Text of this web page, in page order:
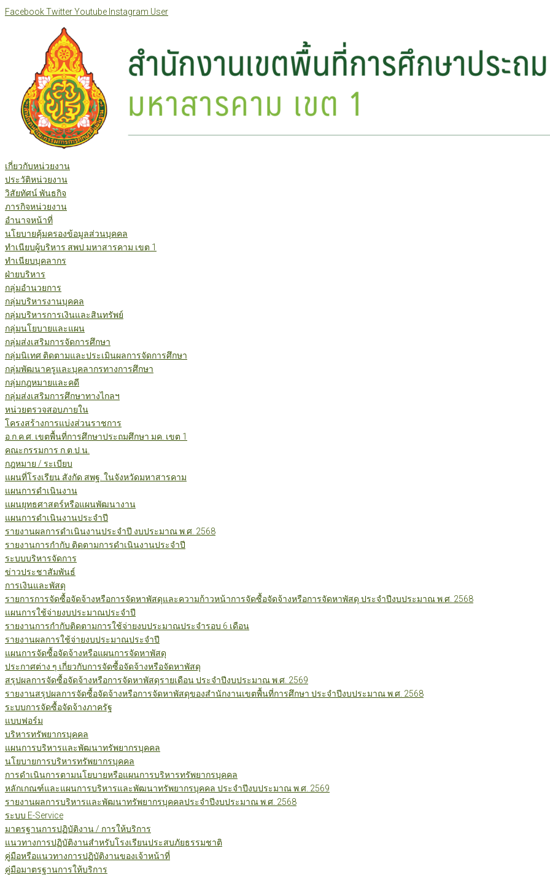
Skip
FacebookTwitterYoutube Instagram User
เกี่ยวกับหน่วยงาน
ประวัติหน่วยงาน
วิสัยทัศน์ พันธกิจ
ภารกิจหน่วยงาน
อำนาจหน้าที่
นโยบายคุ้มครองข้อมูลส่วนบุคคล
ทำเนียบผู้บริหาร สพป.มหาสารคาม เขต 1
ทำเนียบบุคลากร
ฝ่ายบริหาร
กลุ่มอำนวยการ
กลุ่มบริหารงานบุคคล
กลุ่มบริหารการเงินและสินทรัพย์
กลุ่มนโยบายและแผน
กลุ่มส่งเสริมการจัดการศึกษา
กลุ่มนิเทศ ติดตามและประเมินผลการจัดการศึกษา
กลุ่มพัฒนาครูและบุคลากรทางการศึกษา
กลุ่มกฎหมายและคดี
กลุ่มส่งเสริมการศึกษาทางไกลฯ
หน่วยตรวจสอบภายใน
โครงสร้างการแบ่งส่วนราชการ
อ.ก.ค.ศ. เขตพื้นที่การศึกษาประถมศึกษา มค. เขต 1
คณะกรรมการ ก.ต.ป.น.
กฎหมาย / ระเบียบ
แผนที่โรงเรียน สังกัด สพฐ. ในจังหวัดมหาสารคาม
แผนการดำเนินงาน
แผนยุทธศาสตร์หรือแผนพัฒนางาน
แผนการดำเนินงานประจำปี
รายงานผลการดำเนินงานประจำปี งบประมาณ พ.ศ. 2568
รายงานการกำกับ ติดตามการดำเนินงานประจำปี
ระบบบริหารจัดการ
ข่าวประชาสัมพันธ์
การเงินและพัสดุ
รายการการจัดซื้อจัดจ้างหรือการจัดหาพัสดุและความก้าวหน้าการจัดซื้อจัดจ้างหรือการจัดหาพัสดุ ประจำปีงบประมาณ พ.ศ. 2568
แผนการใช้จ่ายงบประมาณประจำปี
รายงานการกำกับติดตามการใช้จ่ายงบประมาณประจำรอบ 6 เดือน
รายงานผลการใช้จ่ายงบประมาณประจำปี
แผนการจัดซื้อจัดจ้างหรือแผนการจัดหาพัสดุ
ประกาศต่าง ๆ เกี่ยวกับการจัดซื้อจัดจ้างหรือจัดหาพัสดุ
สรุปผลการจัดซื้อจัดจ้างหรือการจัดหาพัสดุรายเดือน ประจำปีงบประมาณ พ.ศ. 2569
รายงานสรุปผลการจัดซื้อจัดจ้างหรือการจัดหาพัสดุของสำนักงานเขตพื้นที่การศึกษา ประจำปีงบประมาณ พ.ศ. 2568
ระบบการจัดซื้อจัดจ้างภาครัฐ
แบบฟอร์ม
บริหารทรัพยากรบุคคล
แผนการบริหารและพัฒนาทรัพยากรบุคคล
นโยบายการบริหารทรัพยากรบุคคล
การดำเนินการตามนโยบายหรือแผนการบริหารทรัพยากรบุคคล
หลักเกณฑ์และแผนการบริหารและพัฒนาทรัพยากรบุคคล ประจำปีงบประมาณ พ.ศ. 2569
รายงานผลการบริหารและพัฒนาทรัพยากรบุคคลประจำปีงบประมาณ พ.ศ. 2568
ระบบ E-Service
มาตรฐานการปฏิบัติงาน / การให้บริการ
แนวทางการปฏิบัติงานสำหรับโรงเรียนประสบภัยธรรมชาติ
คู่มือหรือแนวทางการปฏิบัติงานของเจ้าหน้าที่
คู่มือมาตรฐานการให้บริการ